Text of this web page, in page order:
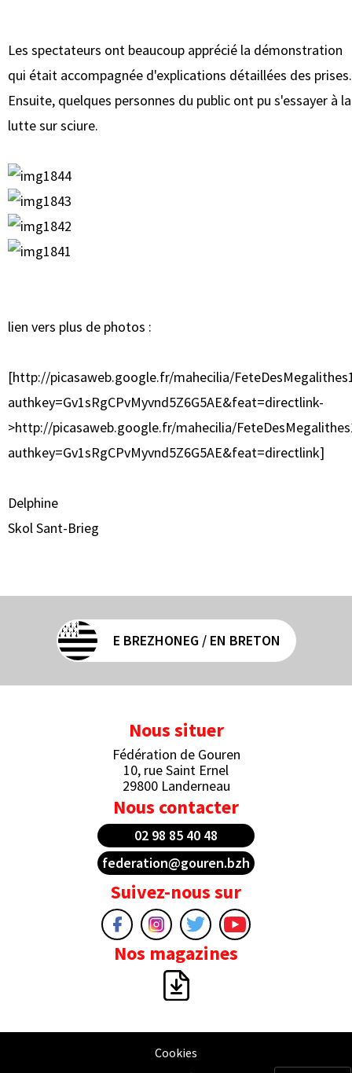
Les spectateurs ont beaucoup apprécié la démonstration
qui était accompagnée d'explications détaillées des prises.
Ensuite, quelques personnes du public ont pu s'essayer à la
lutte sur sciure.
lien vers plus de photos :
[http://picasaweb.google.fr/mahecilia/
authkey=Gv1sRgCPvMyvnd5Z6G5AE&feat=directlink-
>http://picasaweb.google.fr/mahecilia/
authkey=Gv1sRgCPvMyvnd5Z6G5AE&feat=directlink]
Delphine
Skol Sant-Brieg
E BREZHONEG / EN BRETON
Nous situer
Fédération de Gouren
10, rue Saint Ernel
29800 Landerneau
Nous contacter
02 98 85 40 48
federation@gouren.bzh
Suivez-nous sur
Nos magazines
Cookies